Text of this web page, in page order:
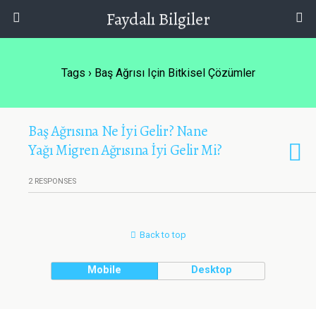
Faydalı Bilgiler
Tags › Baş Ağrısı Için Bitkisel Çözümler
Baş Ağrısına Ne İyi Gelir? Nane
Yağı Migren Ağrısına İyi Gelir Mi?
2 RESPONSES
Back to top
Mobile Desktop